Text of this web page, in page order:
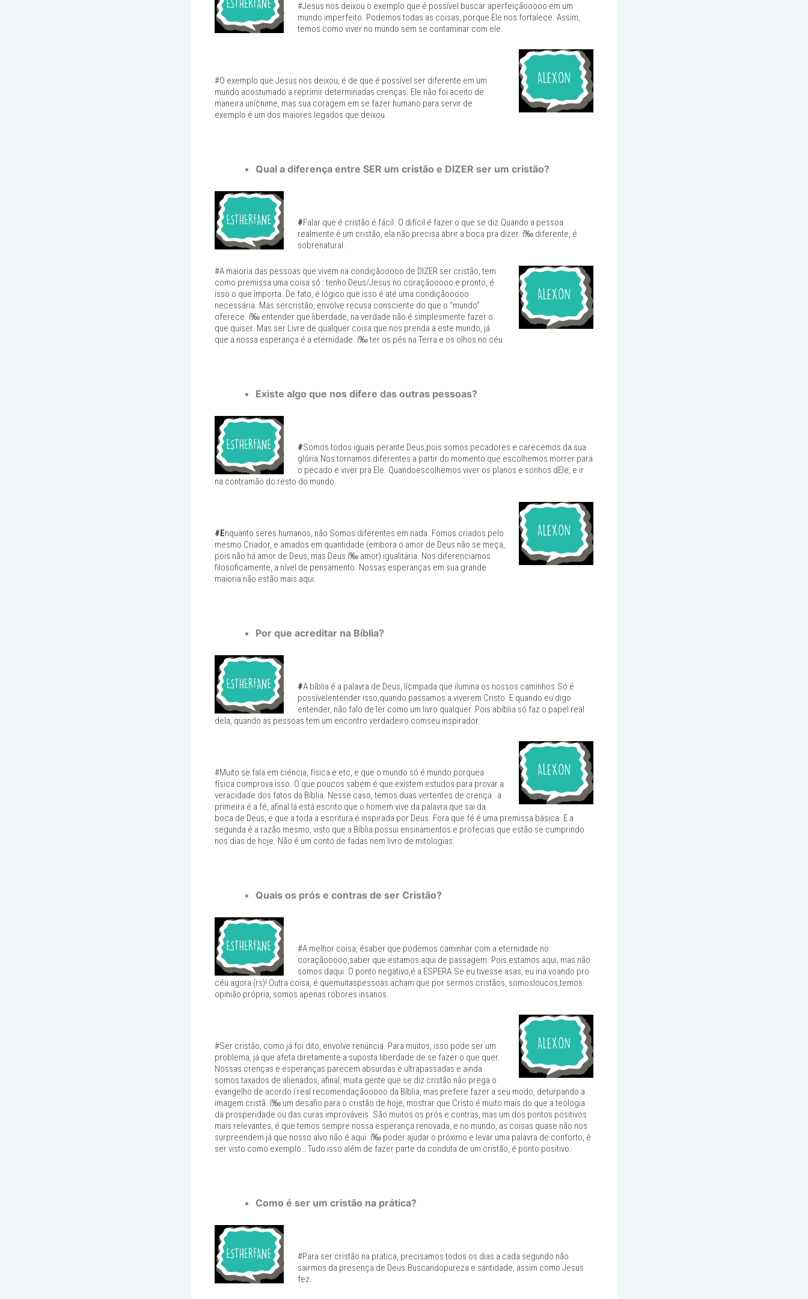
#Jesus nos deixou o exemplo que é possível buscar aperfeiçãooooo em um
mundo imperfeito. Podemos todas as coisas, porque Ele nos fortalece. Assim,
temos como viver no mundo sem se contaminar com ele.
#O exemplo que Jesus nos deixou, é de que é possível ser diferente em um
mundo acostumado a reprimir determinadas crenças. Ele não foi aceito de
maneira uní¢nime, mas sua coragem em se fazer humano para servir de
exemplo é um dos maiores legados que deixou.
Qual a diferença entre SER um cristão e DIZER ser um cristão?
#Falar que é cristão é fácil. O difícil é fazer o que se diz.Quando a pessoa
realmente é um cristão, ela não precisa abrir a boca pra dizer. í‰ diferente, é
sobrenatural.
#A maioria das pessoas que vivem na condiçãooooo de DIZER ser cristão, tem
como premissa uma coisa só : tenho Deus/Jesus no coraçãooooo e pronto, é
isso o que importa. De fato, é lógico que isso é até uma condiçãooooo
necessária. Mas sercristão, envolve recusa consciente do que o “mundo”
oferece. í‰ entender que liberdade, na verdade não é simplesmente fazer o
que quiser. Mas ser Livre de qualquer coisa que nos prenda a este mundo, já
que a nossa esperança é a eternidade. í‰ ter os pés na Terra e os olhos no céu.
Existe algo que nos difere das outras pessoas?
#Somos todos iguais perante Deus,pois somos pecadores e carecemos da sua
glória.Nos tornamos diferentes a partir do momento que escolhemos morrer para
o pecado e viver pra Ele. Quandoescolhemos viver os planos e sonhos dEle, e ir
na contramão do resto do mundo.
#Enquanto seres humanos, não Somos diferentes em nada. Fomos criados pelo
mesmo Criador, e amados em quantidade (embora o amor de Deus não se meça,
pois não há amor de Deus, mas Deus í‰ amor) igualitária. Nos diferenciamos
filosoficamente, a nível de pensamento. Nossas esperanças em sua grande
maioria não estão mais aqui.
Por que acreditar na Bíblia?
#A bíblia é a palavra de Deus, lí¢mpada que ilumina os nossos caminhos.Só é
possívelentender isso,quando passamos a viverem Cristo. E quando eu digo
entender, não falo de ler como um livro qualquer. Pois abíblia só faz o papel real
dela, quando as pessoas tem um encontro verdadeiro comseu inspirador.
#Muito se fala em ciéncia, física e etc, e que o mundo só é mundo porquea
física comprova isso. O que poucos sabem é que existem estudos para provar a
veracidade dos fatos da Bíblia. Nesse caso, temos duas vertentes de crença : a
primeira é a fé, afinal lá está escrito que o homem vive da palavra que sai da
boca de Deus, e que a toda a escritura é inspirada por Deus. Fora que fé é uma premissa básica. E a
segunda é a razão mesmo, visto que a Bíblia possui ensinamentos e profecias que estão se cumprindo
nos dias de hoje. Não é um conto de fadas nem livro de mitologias.
Quais os prós e contras de ser Cristão?
#A melhor coisa, ésaber que podemos caminhar com a eternidade no
coraçãooooo,saber que estamos aqui de passagem. Pois estamos aqui, mas não
somos daqui. O ponto negativo,é a ESPERA.Se eu tivesse asas, eu iria voando pro
céu agora (rs)! Outra coisa, é quemuitaspessoas acham que por sermos cristãos, somosloucos,temos
opinião própria, somos apenas robores insanos.
#Ser cristão, como já foi dito, envolve renúncia. Para muitos, isso pode ser um
problema, já que afeta diretamente a suposta liberdade de se fazer o que quer.
Nossas crenças e esperanças parecem absurdas e ultrapassadas e ainda
somos taxados de alienados, afinal, muita gente que se diz cristão não prega o
evangelho de acordo í real recomendaçãooooo da Bíblia, mas prefere fazer a seu modo, deturpando a
imagem cristã. í‰ um desafio para o cristão de hoje, mostrar que Cristo é muito mais do que a teologia
da prosperidade ou das curas improváveis. São muitos os prós e contras, mas um dos pontos positivos
mais relevantes, é que temos sempre nossa esperança renovada, e no mundo, as coisas quase não nos
surpreendem já que nosso alvo não é aqui. í‰ poder ajudar o próximo e levar uma palavra de conforto, é
ser visto como exemplo… Tudo isso além de fazer parte da conduta de um cristão, é ponto positivo.
Como é ser um cristão na prática?
#Para ser cristão na pratica, precisamos todos os dias a cada segundo não
sairmos da presença de Deus.Buscandopureza e santidade, assim como Jesus
fez.